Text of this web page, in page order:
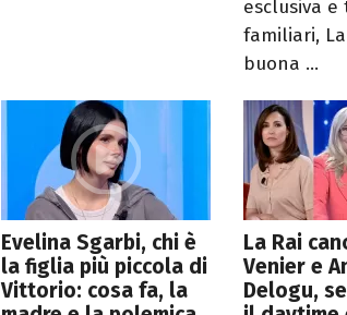
esclusiva e
familiari,
buona ...
Evelina Sgarbi, chi è
la figlia più piccola di
Vittorio: cosa fa, la
La Rai
Venier e
Delogu,